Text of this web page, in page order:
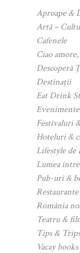
Aproape &
Artă –
Cafenele
Ciao
Descoperă
Destinații
Eat Drink
Evenimente
Festivaluri
Hoteluri &
Lifestyle de
Lumea
Pub-uri &
România
Teatru &
Tips & Trips
Vacay books